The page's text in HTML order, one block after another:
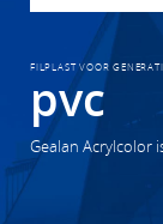
FILPLAST VOOR
pvc
Gealan Acrylcolor